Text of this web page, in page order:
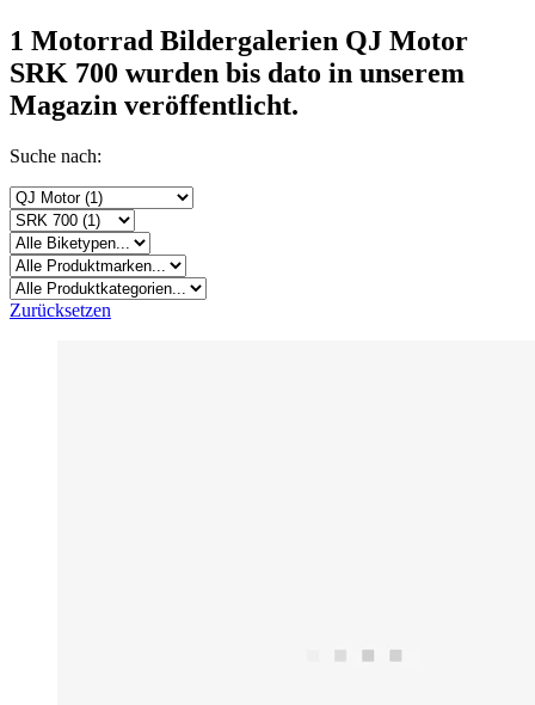
1 Motorrad Bildergalerien QJ Motor
SRK 700 wurden bis dato in unserem
Magazin veröffentlicht.
Suche nach:
Zurücksetzen